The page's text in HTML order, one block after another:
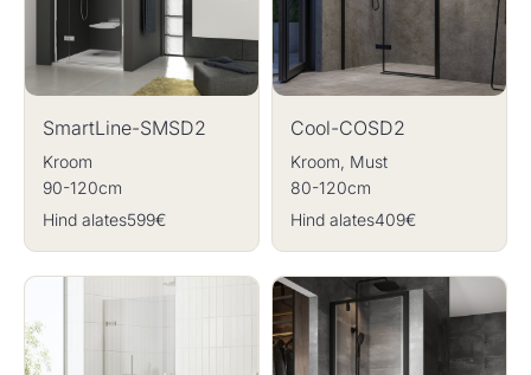
SmartLine-SMSD2
Kroom
90-120cm
Hind alates599€
Cool-COSD2
Kroom, Must
80-120cm
Hind alates409€